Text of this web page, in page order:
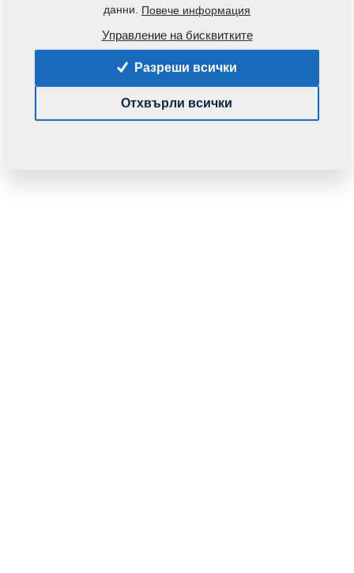
Код на продукта: VZ00014132
Оригинален номер на каталога: 4009332
Частта може да се използва при следните
машини:
данни. Повече информация
Управление на бисквитките
Разреши всички
Отхвърли всички